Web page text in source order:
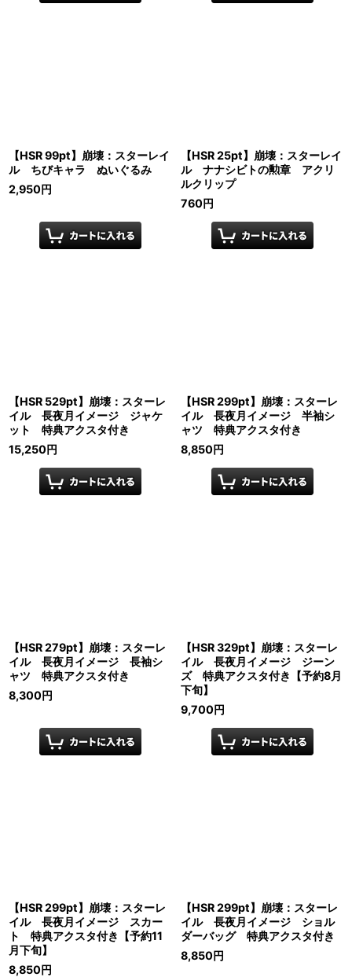
【HSR 99pt】崩壊：スターレイ
ル ちびキャラ ぬいぐるみ
2,950円
【HSR 25pt】崩壊：スターレイ
ル ナナシビトの勲章 アクリ
ルクリップ
760円
【HSR 529pt】崩壊：スターレ
イル 長夜月イメージ ジャケ
ット 特典アクスタ付き
15,250円
【HSR 299pt】崩壊：スターレ
イル 長夜月イメージ 半袖シ
ャツ 特典アクスタ付き
8,850円
【HSR 279pt】崩壊：スターレ
イル 長夜月イメージ 長袖シ
ャツ 特典アクスタ付き
8,300円
【HSR 329pt】崩壊：スターレ
イル 長夜月イメージ ジーン
ズ 特典アクスタ付き【予約8月
下旬】
9,700円
【HSR 299pt】崩壊：スターレ
イル 長夜月イメージ スカー
ト 特典アクスタ付き【予約11
月下旬】
8,850円
【HSR 299pt】崩壊：スターレ
イル 長夜月イメージ ショル
ダーバッグ 特典アクスタ付き
8,850円